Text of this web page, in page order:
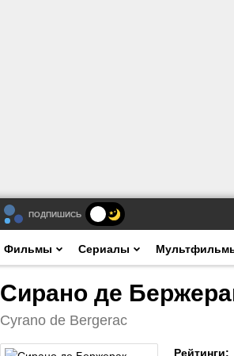
ПОДПИШИСЬ
Фильмы Сериалы
Сирано де
Cyrano de Bergerac
Рейтинги: